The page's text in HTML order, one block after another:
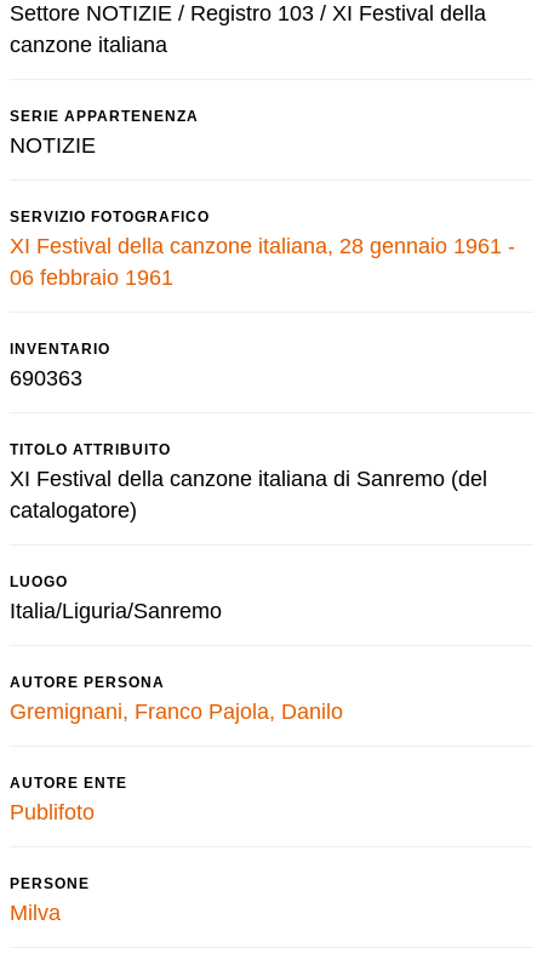
Settore NOTIZIE / Registro 103 / XI Festival della
canzone italiana
SERIE APPARTENENZA
NOTIZIE
SERVIZIO FOTOGRAFICO
XI Festival della canzone italiana, 28 gennaio 1961 -
06 febbraio 1961
INVENTARIO
690363
TITOLO ATTRIBUITO
XI Festival della canzone italiana di Sanremo (del
catalogatore)
LUOGO
Italia/Liguria/Sanremo
AUTORE PERSONA
Gremignani, Franco Pajola, Danilo
AUTORE ENTE
Publifoto
PERSONE
Milva